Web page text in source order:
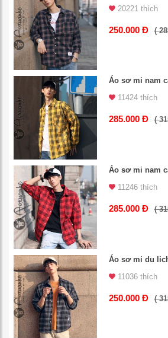
20221 thích
250.000 Đ (
Áo sơ mi nam
11424 thích
285.000 Đ (
Áo sơ mi nam
11246 thích
285.000 Đ (
Áo sơ mi du
11036 thích
250.000 Đ (